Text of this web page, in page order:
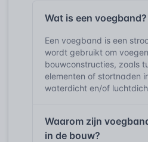
Wat is een voegband?
Een voegband is een
wordt gebruikt om
bouwconstructies, zoals
elementen of stortnaden
waterdicht en/of
Waarom zijn
in de bouw?